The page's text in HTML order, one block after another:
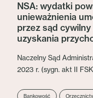
NSA: wydatki
unieważnienia
przez sąd
uzyskania
Naczelny Sąd
2023 r. (sygn. akt II
Bankowość